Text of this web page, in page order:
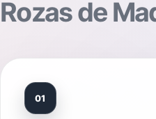
Rozas de
01